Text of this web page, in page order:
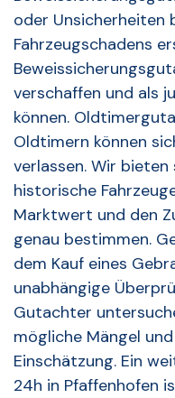
oder Unsicherheiten
Fahrzeugschadens
verschaffen und als
können.
Oldtimern können
verlassen. Wir
historische
Marktwert und den
genau bestimmen.
dem Kauf eines
unabhängige
Gutachter
mögliche Mängel
Einschätzung. Ein
24h in Pfaffenhofen